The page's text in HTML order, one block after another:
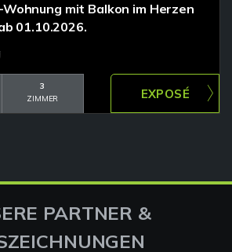
mit Balkon im Herzen
01.10.2026.
3
ZIMMER
PARTNER &